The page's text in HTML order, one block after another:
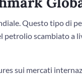
Questo tipo di
scambiato a
sui mercati